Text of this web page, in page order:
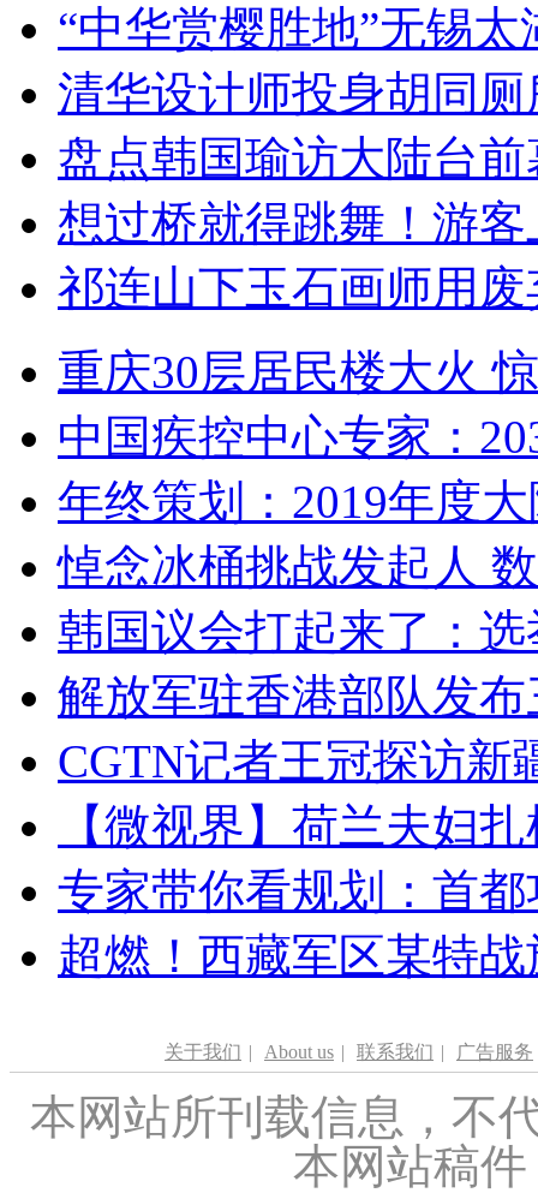
“中华赏樱胜地”无锡
清华设计师投身胡同
盘点韩国瑜访大陆台
想过桥就得跳舞！游客
祁连山下玉石画师用
重庆30层居民楼大火
中国疾控中心专家：
年终策划：2019年度
悼念冰桶挑战发起人
韩国议会打起来了：
解放军驻香港部队发
CGTN记者王冠探访新
【微视界】荷兰夫妇
专家带你看规划：首
超燃！西藏军区某特
关于我们 | About us | 联系我们 | 广告服务
本网站所刊载信息，不
本网站稿